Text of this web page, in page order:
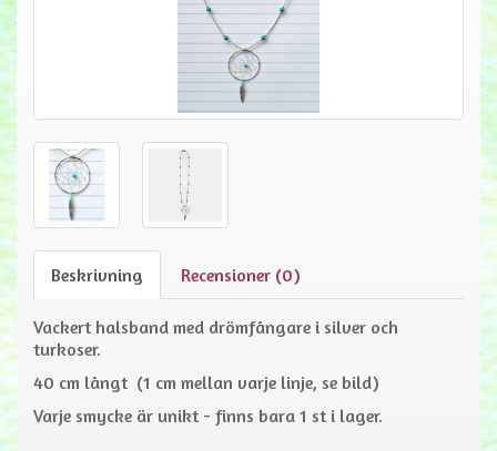
Beskrivning Recensioner (0)
Vackert halsband med drömfångare i silver och
turkoser.
40 cm långt (1 cm mellan varje linje, se bild)
Varje smycke är unikt - finns bara 1 st i lager.